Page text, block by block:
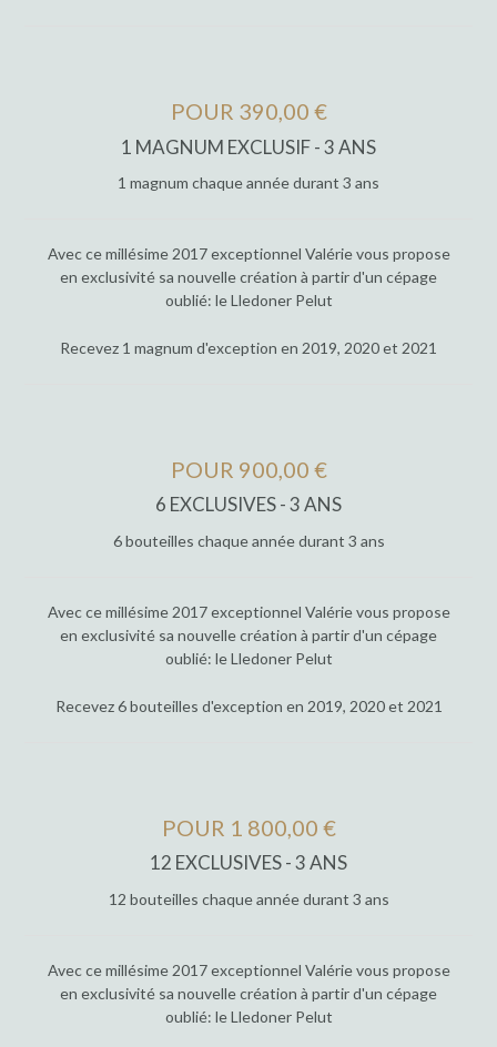
POUR 390,00 €
1 MAGNUM EXCLUSIF - 3 ANS
1 magnum chaque année durant 3 ans
Avec ce millésime 2017 exceptionnel Valérie vous propose
en exclusivité sa nouvelle création à partir d'un cépage
oublié: le Lledoner Pelut
Recevez 1 magnum d'exception en 2019, 2020 et 2021
POUR 900,00 €
6 EXCLUSIVES - 3 ANS
6 bouteilles chaque année durant 3 ans
Avec ce millésime 2017 exceptionnel Valérie vous propose
en exclusivité sa nouvelle création à partir d'un cépage
oublié: le Lledoner Pelut
Recevez 6 bouteilles d'exception en 2019, 2020 et 2021
POUR 1 800,00 €
12 EXCLUSIVES - 3 ANS
12 bouteilles chaque année durant 3 ans
Avec ce millésime 2017 exceptionnel Valérie vous propose
en exclusivité sa nouvelle création à partir d'un cépage
oublié: le Lledoner Pelut